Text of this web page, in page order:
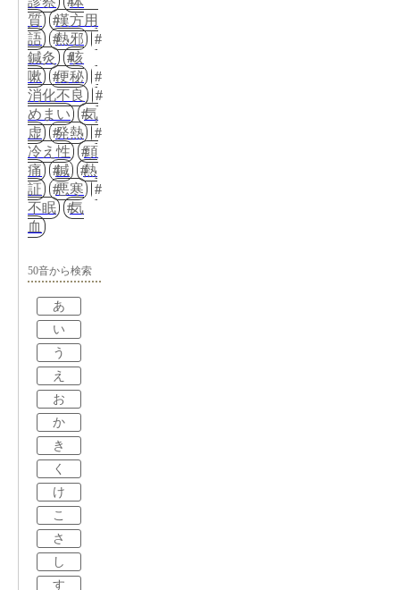
質
漢方用
語
熱邪
鍼灸
咳
嗽
便秘
消化不良
めまい
気
虚
発熱
冷え性
頭
痛
鍼
熱
証
悪寒
不眠
気
血
50音から検索
あ
い
う
え
お
か
き
く
け
こ
さ
し
す